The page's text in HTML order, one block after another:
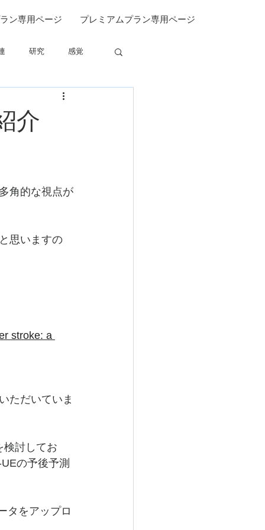
ン専用ページ プレミアムプラン専用ページ
研究 感覚
介
角的な視点が
思いますの
stroke: a
ただいていま
検討してお
の予後予測
タをアップロ